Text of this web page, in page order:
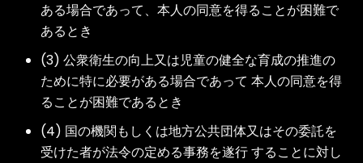
ある場合であって、本人の同意を得ることが困難で
あるとき
(3) 公衆衛生の向上又は児童の健全な育成の推進の
ために特に必要がある場合であって 本人の同意を得
ることが困難であるとき
(4) 国の機関もしくは地方公共団体又はその委託を
受けた者が法令の定める事務を遂行 することに対し